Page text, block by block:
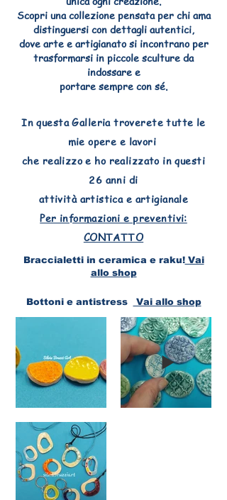
Scopri una collezione pensata per chi ama
distinguersi con dettagli autentici,
dove arte e artigianato si incontrano per
trasformarsi in piccole sculture da
indossare e
portare sempre con sé.
In questa Galleria troverete tutte le
mie opere e lavori
che realizzo e ho realizzato in questi
26 anni di
attività artistica e artigianale
Per informazioni e preventivi:
CONTATTO
Braccialetti in ceramica e raku!Vai
allo shop
Bottoni e antistress Vai allo shop